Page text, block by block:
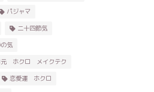
パジャマ
二十四節気
気
元 ホクロ メイクテク
恋愛運 ホクロ